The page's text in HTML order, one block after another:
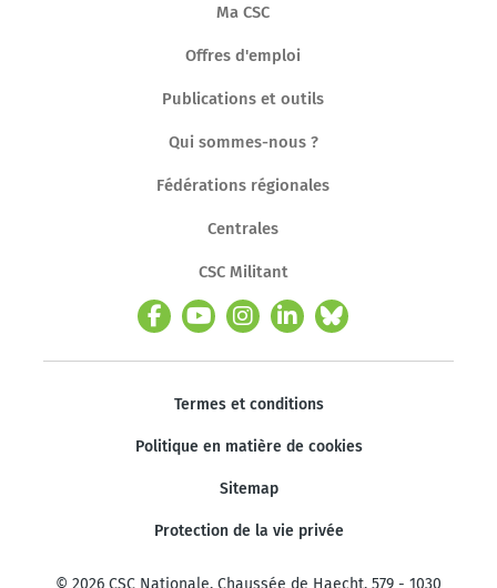
Ma CSC
Offres d'emploi
Publications et outils
Qui sommes-nous ?
Fédérations régionales
Centrales
CSC Militant
Termes et conditions
Politique en matière de cookies
Sitemap
Protection de la vie privée
© 2026 CSC Nationale. Chaussée de Haecht, 579 - 1030